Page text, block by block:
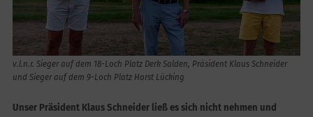
v.l.n.r. Sieger auf dem 18-Loch Platz Derk Salden, Präsident Klaus Schneider
und Sieger auf dem 9-Loch Platz Horst Lücking
Unser Präsident Klaus Schneider ließ es sich nicht nehmen und